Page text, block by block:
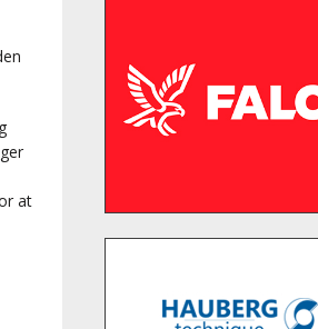
at